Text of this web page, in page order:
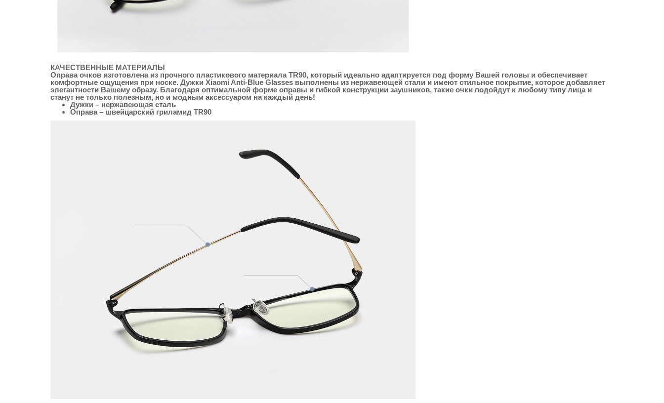
КАЧЕСТВЕННЫЕ МАТЕРИАЛЫ
Оправа очков изготовлена из прочного пластикового материала TR90, который идеально адаптируется под форму Вашей головы и обеспечивает
комфортные ощущения при носке. Дужки Xiaomi Anti-Blue Glasses выполнены из нержавеющей стали и имеют стильное покрытие, которое добавляет
элегантности Вашему образу. Благодаря оптимальной форме оправы и гибкой конструкции заушников, такие очки подойдут к любому типу лица и
станут не только полезным, но и модным аксессуаром на каждый день!
Дужки – нержавеющая сталь
Оправа – швейцарский гриламид TR90